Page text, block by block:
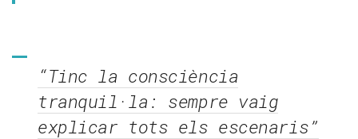
“Tinc la consciència
tranquil·la: sempre vaig
explicar tots els escenaris”